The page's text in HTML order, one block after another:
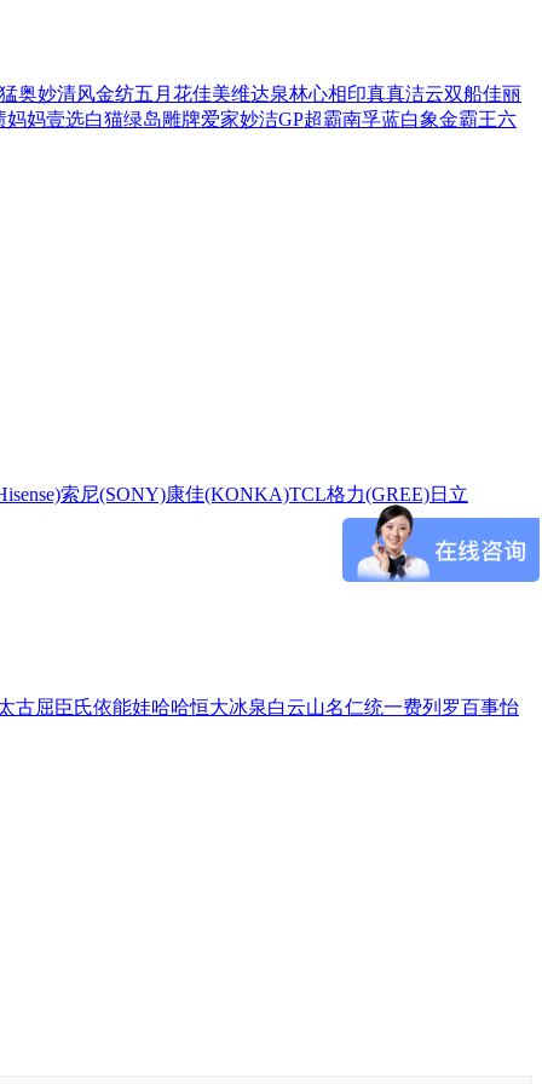
奥妙清风金纺五月花佳美维达泉林心相印真真洁云双船佳丽
妈妈壹选白猫绿岛雕牌爱家妙洁GP超霸南孚蓝白象金霸王六
索尼(SONY)康佳(KONKA)TCL格力(GREE)日立
古屈臣氏依能娃哈哈恒大冰泉白云山名仁统一费列罗百事怡